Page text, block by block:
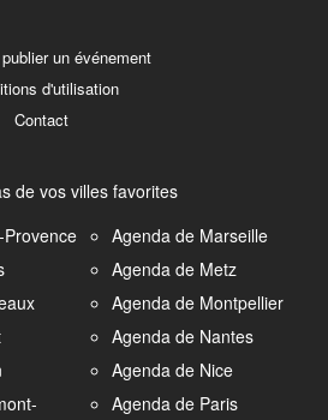
un événement
d'utilisation
Contact
de vos villes favorites
Agenda de Marseille
Agenda de Metz
Agenda de Montpellier
Agenda de Nantes
Agenda de Nice
Agenda de Paris